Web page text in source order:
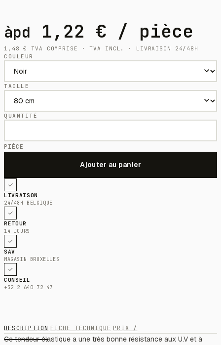
àpd 1,22 € / pièce
1,48€
TVA COMPRISE · TVA INCL. · LIVRAISON 24/48H
COULEUR
TAILLE
QUANTITÉ
PIÈCE
LIVRAISON
24/48H BELGIQUE
RETOUR
14 JOURS
SAV
MAGASIN BRUXELLES
CONSEIL
+32 2 640 72 47
DESCRIPTION FICHE TECHNIQUE PRIX /
Ce tendeur élastique a une très bonne résistance aux U.V et à